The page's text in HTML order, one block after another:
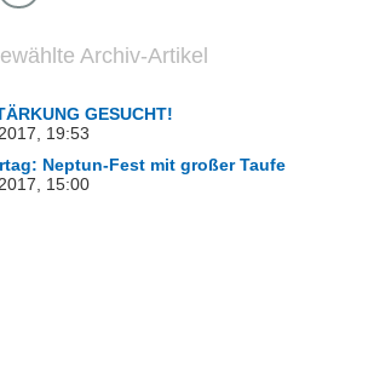
Archiv-Artikel
GESUCHT!
19:53
Neptun-Fest mit großer Taufe
15:00